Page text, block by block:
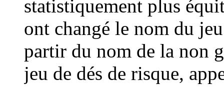
statistiquement plus
ont changé le nom du
partir du nom de la non
jeu de dés de risque,